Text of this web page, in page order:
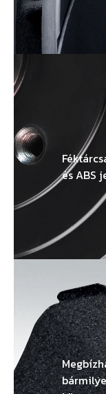
és ABS